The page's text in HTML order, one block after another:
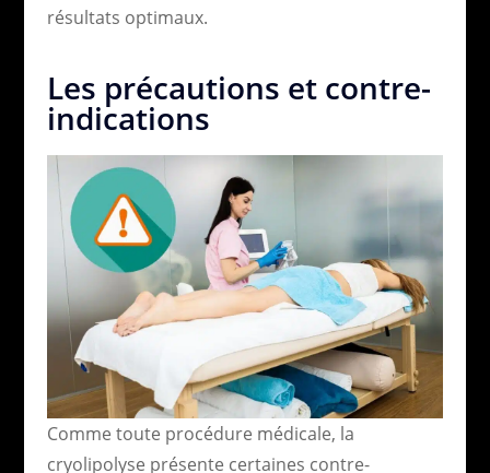
résultats optimaux.
Les précautions et contre-
indications
Comme toute procédure médicale, la
cryolipolyse présente certaines contre-